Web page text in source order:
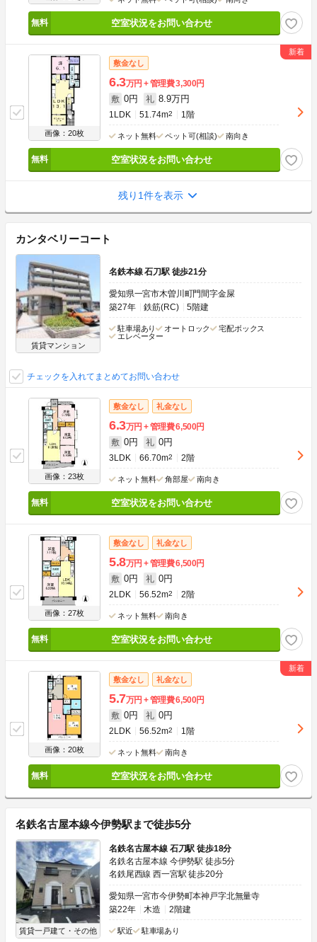
空室状況をお問い合わせ
画像：20枚
敷金なし
6.3万円 管理費3,300円
敷 0円 礼 8.9万円
1LDK 51.74m2 1階
ネット無料 ペット可(相談) 南向き
空室状況をお問い合わせ
残り1件を表示
カンタベリーコート
賃貸マンション
名鉄本線 石刀駅 徒歩21分
愛知県一宮市木曽川町門間字金屎
築27年
鉄筋(RC) 5階建
駐車場あり オートロック
宅配ボックス
エレベーター
チェックを入れてまとめてお問い合わせ
画像：23枚
敷金なし 礼金なし
6.3万円 管理費6,500円
敷 0円 礼 0円
3LDK 66.70m2 2階
ネット無料 角部屋 南向き
空室状況をお問い合わせ
画像：27枚
敷金なし 礼金なし
5.8万円 管理費6,500円
敷 0円 礼 0円
2LDK 56.52m2 2階
ネット無料 南向き
空室状況をお問い合わせ
画像：20枚
敷金なし 礼金なし
5.7万円 管理費6,500円
敷 0円 礼 0円
2LDK 56.52m2 1階
ネット無料 南向き
空室状況をお問い合わせ
名鉄名古屋本線今伊勢駅まで徒歩5分
賃貸一戸建て・その他
名鉄名古屋本線 石刀駅 徒歩18分
名鉄名古屋本線 今伊勢駅 徒歩5分
名鉄尾西線 西一宮駅 徒歩20分
愛知県一宮市今伊勢町本神戸字北無量寺
築22年
木造 2階建
駅近 駐車場あり